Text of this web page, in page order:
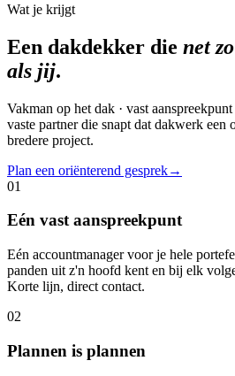
Wat je krijgt
Een dakdekker die net
als jij.
Vakman op het dak · vast
vaste partner die snapt dat dakwerk een
bredere project.
Plan een oriënterend gesprek→
01
Eén vast aanspreekpunt
Eén accountmanager voor je hele
panden uit z'n hoofd kent en bij elk
Korte lijn, direct contact.
02
Plannen is plannen